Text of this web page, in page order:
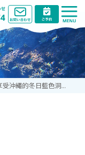
受沖繩的冬日藍色洞...